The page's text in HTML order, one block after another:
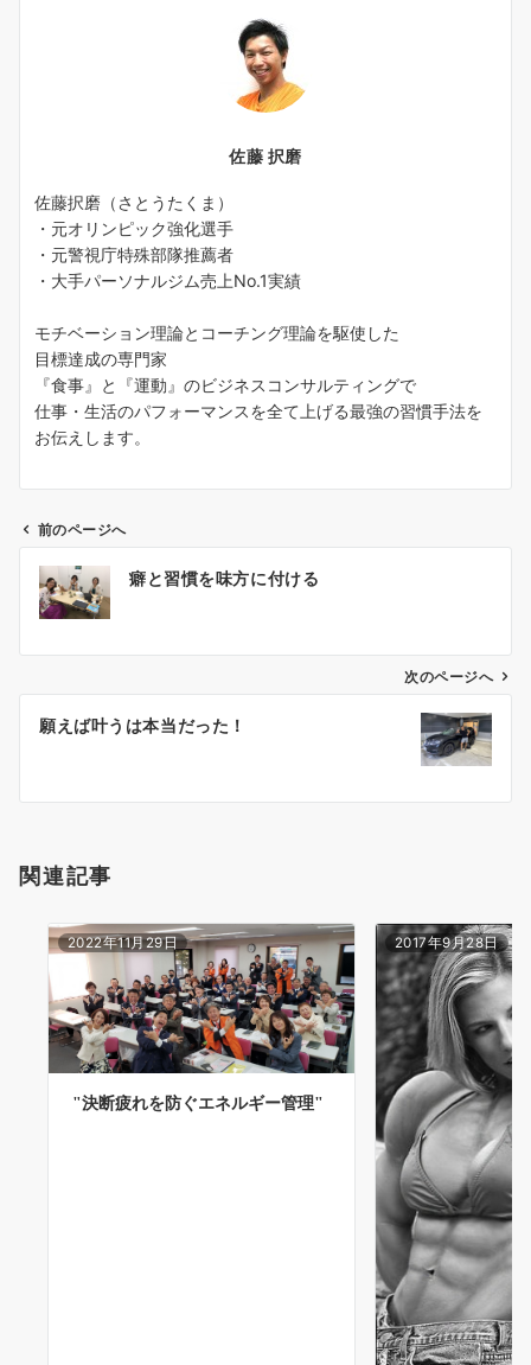
佐藤 択磨
佐藤択磨（さとうたくま）
・元オリンピック強化選手
・元警視庁特殊部隊推薦者
・大手パーソナルジム売上No.1実績
モチベーション理論とコーチング理論を駆使した
目標達成の専門家
『食事』と『運動』のビジネスコンサルティングで
仕事・生活のパフォーマンスを全て上げる最強の習慣手法を
お伝えします。
ン
前のページへ
癖と習慣を味方に付ける
次のページへ
願えば叶うは本当だった！
関連記事
2022年11月29日
"決断疲れを防ぐエネルギー管理"
2017年9月28日